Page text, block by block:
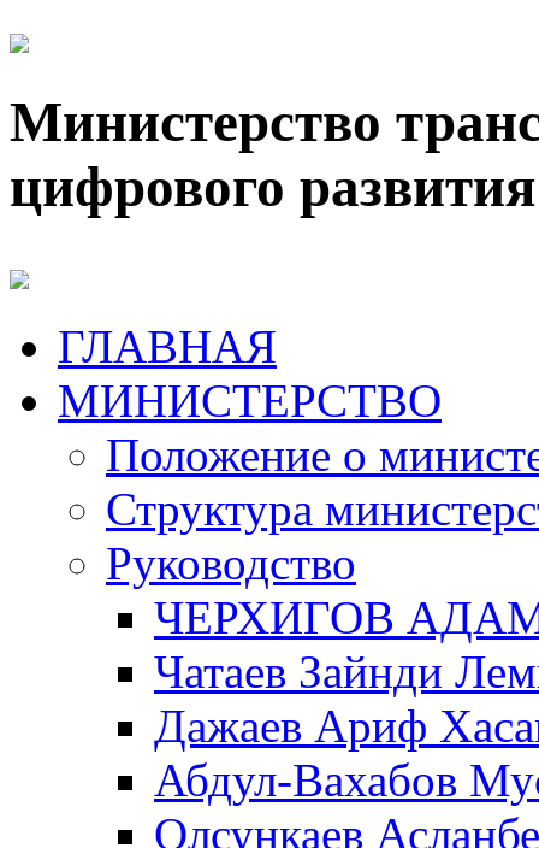
Министерство
цифрового
ГЛАВНАЯ
МИНИСТЕРСТВО
Положение о
Структура
Руководство
ЧЕРХИГОВ
Чатаев Зайнди
Дажаев Ариф
Абдул-Вахабов
Олсункаев